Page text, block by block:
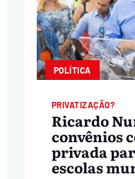
POLÍTICA
PRIVATIZAÇÃO?
Ricardo
convênios
privada
escolas